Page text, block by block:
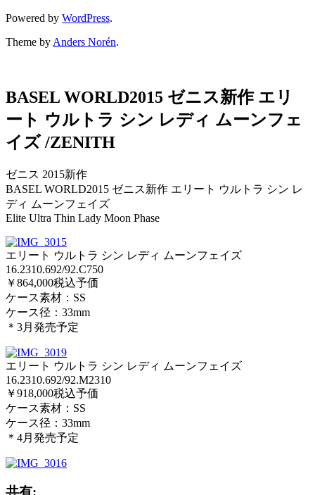
Powered by WordPress.
Theme by Anders Norén.
BASEL WORLD2015 ゼニス新作 エリ
ート ウルトラ シン レディ ムーンフェ
イズ /ZENITH
ゼニス 2015新作
BASEL WORLD2015 ゼニス新作 エリート ウルトラ シン レ
ディ ムーンフェイズ
Elite Ultra Thin Lady Moon Phase
エリート ウルトラ シン レディ ムーンフェイズ
16.2310.692/92.C750
￥864,000税込予価
ケース素材：SS
ケース径：33mm
＊3月発売予定
エリート ウルトラ シン レディ ムーンフェイズ
16.2310.692/92.M2310
￥918,000税込予価
ケース素材：SS
ケース径：33mm
＊4月発売予定
共有: